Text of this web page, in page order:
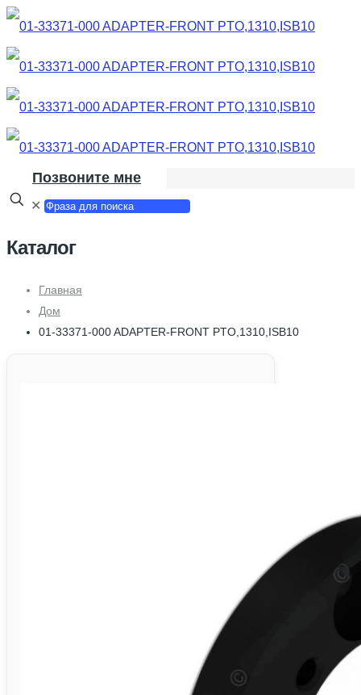
Позвоните мне
✕
Каталог
Главная
Дом
01-33371-000 ADAPTER-FRONT PTO,1310,ISB10